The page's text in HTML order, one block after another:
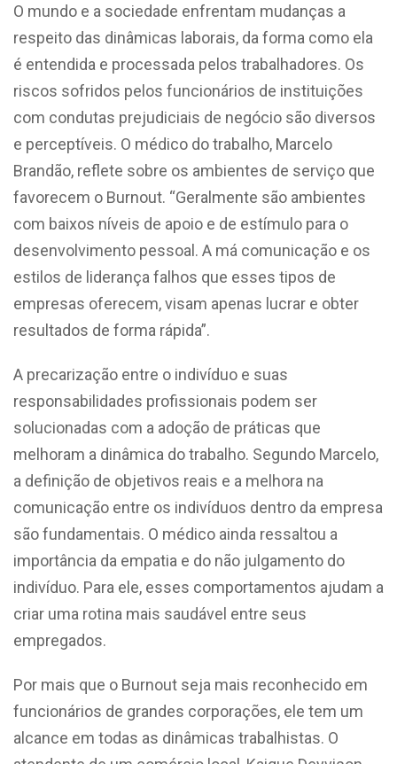
O mundo e a sociedade enfrentam mudanças a
respeito das dinâmicas laborais, da forma como ela
é entendida e processada pelos trabalhadores. Os
riscos sofridos pelos funcionários de instituições
com condutas prejudiciais de negócio são diversos
e perceptíveis. O médico do trabalho, Marcelo
Brandão, reflete sobre os ambientes de serviço que
favorecem o Burnout. “Geralmente são ambientes
com baixos níveis de apoio e de estímulo para o
desenvolvimento pessoal. A má comunicação e os
estilos de liderança falhos que esses tipos de
empresas oferecem, visam apenas lucrar e obter
resultados de forma rápida”.
A precarização entre o indivíduo e suas
responsabilidades profissionais podem ser
solucionadas com a adoção de práticas que
melhoram a dinâmica do trabalho. Segundo Marcelo,
a definição de objetivos reais e a melhora na
comunicação entre os indivíduos dentro da empresa
são fundamentais. O médico ainda ressaltou a
importância da empatia e do não julgamento do
indivíduo. Para ele, esses comportamentos ajudam a
criar uma rotina mais saudável entre seus
empregados.
Por mais que o Burnout seja mais reconhecido em
funcionários de grandes corporações, ele tem um
alcance em todas as dinâmicas trabalhistas. O